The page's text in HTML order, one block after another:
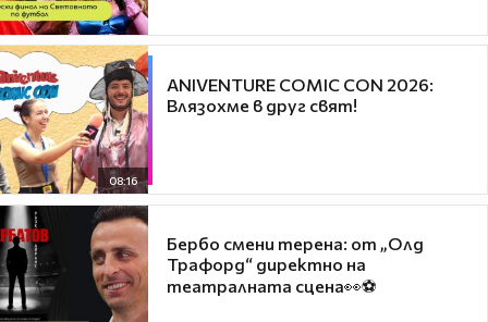
08:16
ANIVENTURE COMIC CON 2026:
Влязохме в друг свят!
Бербо смени терена: от „Олд
Трафорд“ директно на
театралната сцена👀⚽